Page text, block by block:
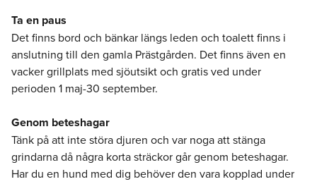
Ta en paus
Det finns bord och bänkar längs leden och toalett finns i
anslutning till den gamla Prästgården. Det finns även en
vacker grillplats med sjöutsikt och gratis ved under
perioden 1 maj-30 september.
Genom beteshagar
Tänk på att inte störa djuren och var noga att stänga
grindarna då några korta sträckor går genom beteshagar.
Har du en hund med dig behöver den vara kopplad under